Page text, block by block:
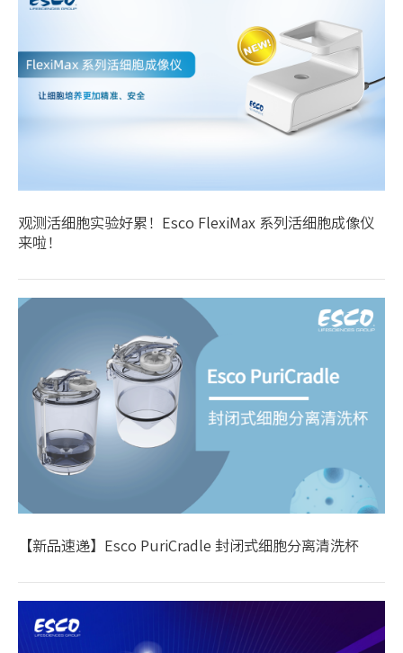
观测活细胞实验好累！Esco FlexiMax 系列活细胞成像仪
来啦！
【新品速递】Esco PuriCradle 封闭式细胞分离清洗杯